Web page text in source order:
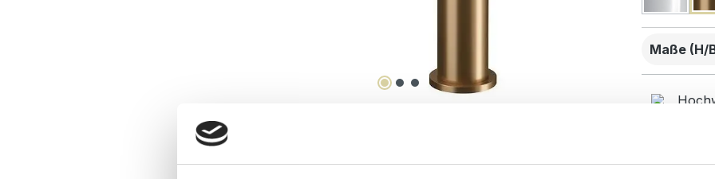
Maße (H/